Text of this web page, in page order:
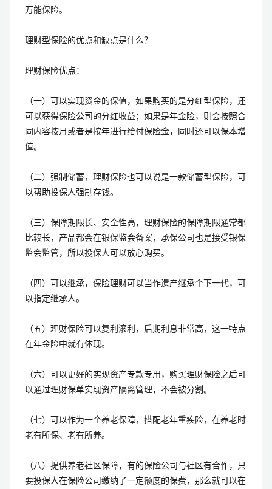
万能保险。
理财型保险的优点和缺点是什么？
理财保险优点：
（一）可以实现资金的保值，如果购买的是分红型保险，还
可以获得保险公司的分红收益；如果是年金险，则会按照合
同内容按月或者是按年进行给付保险金，同时还可以保本增
值。
（二）强制储蓄，理财保险也可以说是一款储蓄型保险，可
以帮助投保人强制存钱。
（三）保障期限长、安全性高，理财保险的保障期限通常都
比较长，产品都会在银保监会备案，承保公司也是接受银保
监会监管，所以投保人可以放心购买。
（四）可以继承，保险理财可以当作遗产继承个下一代，可
以指定继承人。
（五）理财保险可以复利滚利，后期利息非常高，这一特点
在年金险中就有体现。
（六）可以更好的实现资产专款专用，购买理财保险之后可
以通过理财保单实现资产隔离管理，不会被分割。
（七）可以作为一个养老保障，搭配老年重疾险，在养老时
老有所保、老有所养。
（八）提供养老社区保障，有的保险公司与社区有合作，只
要投保人在保险公司缴纳了一定额度的保费，那么就可以在